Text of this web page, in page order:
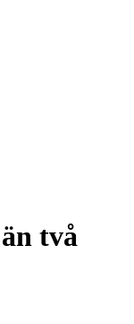
två